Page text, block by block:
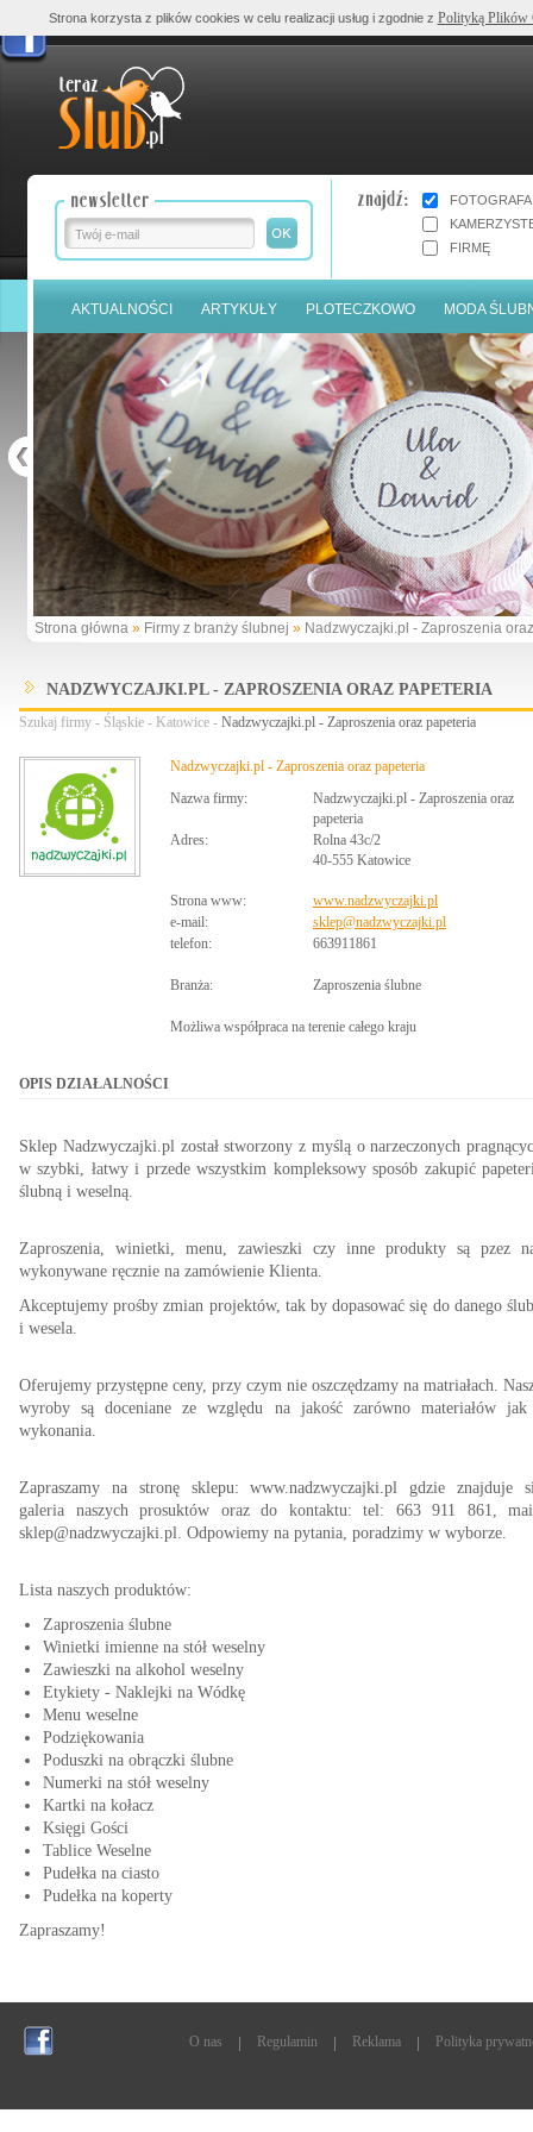
FOTOGRAFA
FIRMĘ
AKTUALNOŚCI ARTYKUŁY PLOTECZKOWO MODA
Strona główna » Firmy z branży ślubnej » Nadzwyczajki.pl - Zaproszenia
NADZWYCZAJKI.PL - ZAPROSZENIA ORAZ PAPETERIA
Szukaj firmy - Śląskie - Katowice - Nadzwyczajki.pl - Zaproszenia oraz papeteria
Nadzwyczajki.pl - Zaproszenia oraz papeteria
Nazwa firmy:
Nadzwyczajki.pl - Zaproszenia oraz
papeteria
Adres:
Rolna 43c/2
40-555 Katowice
Strona www:
www.nadzwyczajki.pl
e-mail:
sklep@nadzwyczajki.pl
telefon:
663911861
Branża: Zaproszenia ślubne
Możliwa współpraca na terenie całego kraju
OPIS DZIAŁALNOŚCI
Sklep Nadzwyczajki.pl został stworzony z myślą o narzeczonych
w szybki, łatwy i przede wszystkim kompleksowy sposób zakupić
ślubną i weselną.
Zaproszenia, winietki, menu, zawieszki czy inne produkty są pzez
wykonywane ręcznie na zamówienie Klienta.
Akceptujemy prośby zmian projektów, tak by dopasować się do danego
i wesela.
Oferujemy przystępne ceny, przy czym nie oszczędzamy na matriałach.
wyroby są doceniane ze względu na jakość zarówno materiałów
wykonania.
Zapraszamy na stronę sklepu: www.nadzwyczajki.pl gdzie znajduje
galeria naszych prosuktów oraz do kontaktu: tel: 663 911 861,
sklep@nadzwyczajki.pl. Odpowiemy na pytania, poradzimy w wyborze.
Lista naszych produktów:
Zaproszenia ślubne
Winietki imienne na stół weselny
Zawieszki na alkohol weselny
Etykiety - Naklejki na Wódkę
Menu weselne
Podziękowania
Poduszki na obrączki ślubne
Numerki na stół weselny
Kartki na kołacz
Księgi Gości
Tablice Weselne
Pudełka na ciasto
Pudełka na koperty
Zapraszamy!
O nas Regulamin Reklama Polityka
Strona korzysta z plików cookies w celu realizacji usług i zgodnie z Polityką Plików